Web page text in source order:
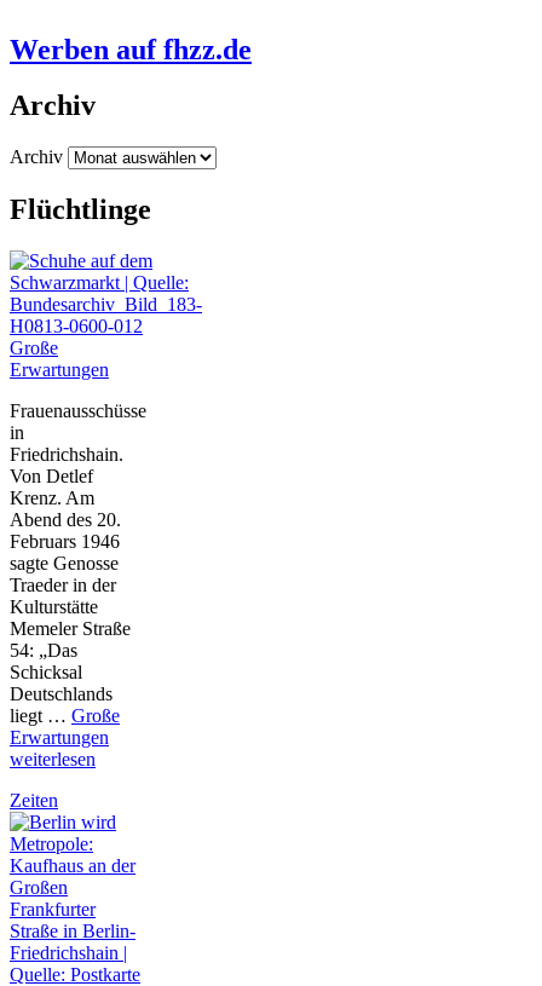
Werben auf fhzz.de
Archiv
Archiv
Flüchtlinge
Große
Erwartungen
Frauenausschüsse
in
Friedrichshain.
Von Detlef
Krenz. Am
Abend des 20.
Februars 1946
sagte Genosse
Traeder in der
Kulturstätte
Memeler Straße
54: „Das
Schicksal
Deutschlands
liegt … Große
Erwartungen
weiterlesen
Zeiten